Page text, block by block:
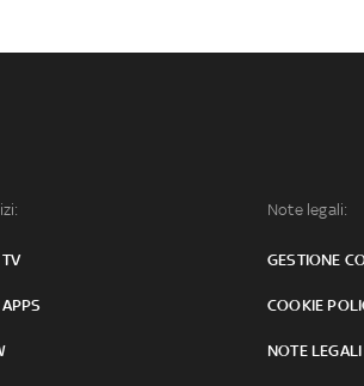
Note legali:
GESTIONE
COOKIE
NOTE LEGALI